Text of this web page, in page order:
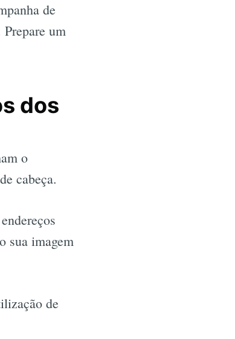
de
um
dos
o
cabeça.
sua imagem
de